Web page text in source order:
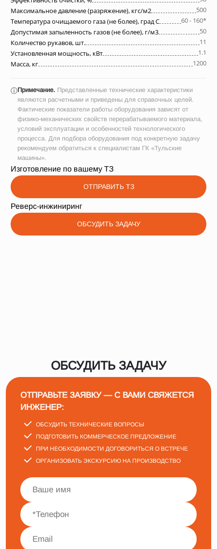
Максимальное давление (разряжение), кгс/м2
500
Температура очищаемого газа (не более), град С
60 - 160*
Допустимая запыленность газов (не более), г/м3
50
Количество рукавов, шт.
11
Установленная мощность, кВт
1.1
Масса, кг
1200
ⓘПримечание. Представленные технические характеристики
являются расчетными и приведены для справочных целей.
Фактические показатели работы оборудования зависят от
физико-механических свойств перерабатываемого материала,
условий эксплуатации и особенностей технологического
процесса. Для подбора оборудования под конкретную задачу
рекомендуем обратиться к специалистам ГК «Тульские
машины».
Изготовление по вашему ТЗ
ОТПРАВИТЬ ТЗ
Реверс-инжиниринг
ОБСУДИТЬ ЗАДАЧУ
ОБСУДИТЬ ЗАДАЧУ
ОТПРАВЬТЕ ЗАЯВКУ — С ВАМИ СВЯЖЕТСЯ
ИНЖЕНЕР:
ОБСУДИТЬ ТЕХНИЧЕСКИЕ ВОПРОСЫ
ПОДГОТОВИТЬ КОММЕРЧЕСКОЕ ПРЕДЛОЖЕНИЕ
ПРИ НЕОБХОДИМОСТИ ДОГОВОРИТЬСЯ О ВСТРЕЧЕ
ОРГАНИЗОВАТЬ ЭКСКУРСИЮ НА ПРОИЗВОДСТВО